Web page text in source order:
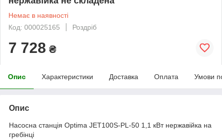
Немає в наявності
Код: 000025165
Роздріб
7 728 ₴
Опис Характеристики Доставка Оплата Умови
Опис
Насосна станція Optima JET100S-PL-50 1,1 кВт нержавійка на
гребінці